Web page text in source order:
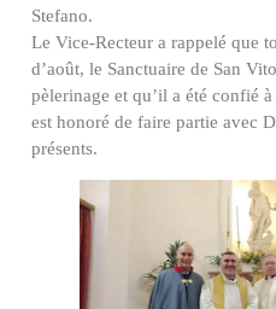
Stefano.
Le Vice-Recteur a rappelé que
d’août, le Sanctuaire de San
pèlerinage et qu’il a été confié
est honoré de faire partie avec
présents.